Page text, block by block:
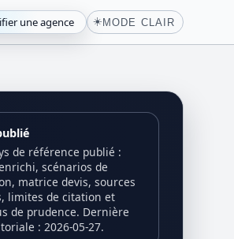
une agence ☀️MODE CLAIR
de référence publié :
scénarios de
matrice devis, sources
limites de citation et
de prudence. Dernière
: 2026-05-27.